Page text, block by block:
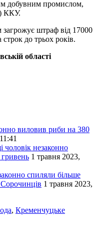
добувним промислом,
ККУ.
штраф від 17000
до трьох років.
області
виловив риби на 380
незаконно
1 травня 2023,
спиляли більше
1 травня 2023,
, Кременчуцьке